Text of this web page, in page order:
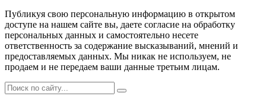
Публикуя свою персональную информацию в открытом
доступе на нашем сайте вы, даете согласие на обработку
персональных данных и самостоятельно несете
ответственность за содержание высказываний, мнений и
предоставляемых данных. Мы никак не используем, не
продаем и не передаем ваши данные третьим лицам.